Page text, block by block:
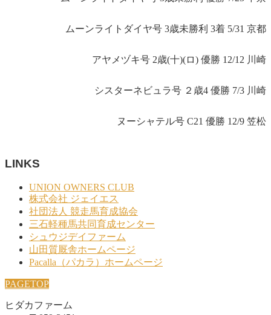
ムーンライトダイヤ号 3歳未勝利 3着 5/31 京都
アヤメヅキ号 2歳(十)(ロ) 優勝 12/12 川崎
シスターネビュラ号 ２歳4 優勝 7/3 川崎
ヌーシャテル号 C21 優勝 12/9 笠松
LINKS
UNION OWNERS CLUB
株式会社 ジェイエス
社団法人 競走馬育成協会
三石軽種馬共同育成センター
シュウジデイファーム
山田質厩舎ホームページ
Pacalla（パカラ）ホームページ
PAGETOP
ヒダカファーム